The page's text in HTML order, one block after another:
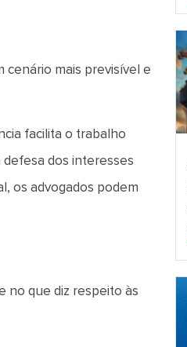
cenário mais previsível e
facilita o trabalho
dos interesses
os advogados podem
no que diz respeito às